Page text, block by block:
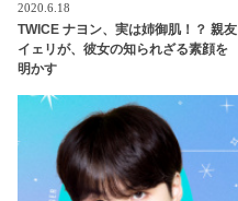
2020.6.18
TWICE ナヨン、実は姉御肌！？ 親友
イェリが、彼女の知られざる素顔を
明かす